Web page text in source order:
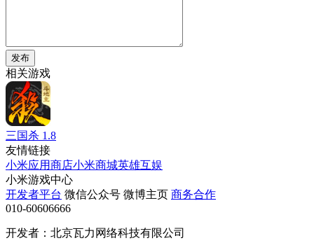
发布
相关游戏
三国杀 1.8
友情链接
小米应用商店小米商城英雄互娱
小米游戏中心
开发者平台 微信公众号 微博主页 商务合作
010-60606666
开发者：北京瓦力网络科技有限公司